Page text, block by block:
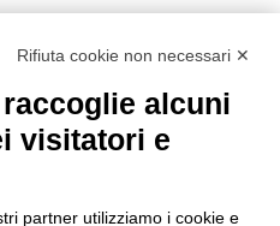
avvia le procedure
dello stato di calamità
Rifiuta cookie non necessari ✕
alcuni
visitatori e
partner utilizziamo i cookie e